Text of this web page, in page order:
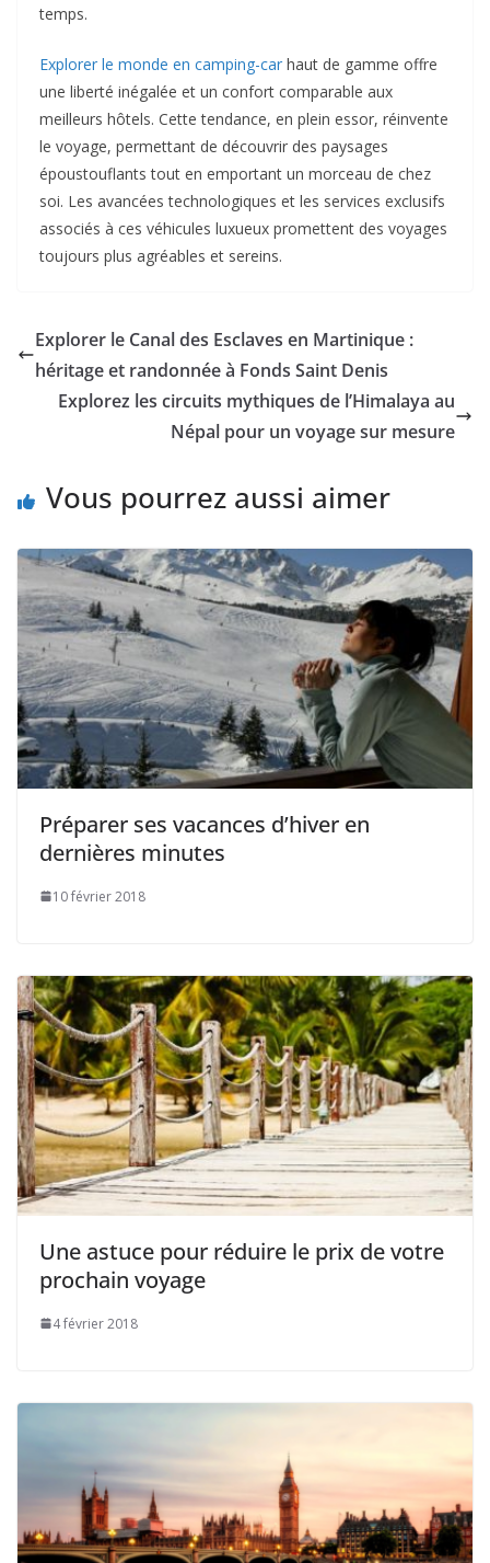
temps.
Explorer le monde en camping-car haut de gamme offre
une liberté inégalée et un confort comparable aux
meilleurs hôtels. Cette tendance, en plein essor, réinvente
le voyage, permettant de découvrir des paysages
époustouflants tout en emportant un morceau de chez
soi. Les avancées technologiques et les services exclusifs
associés à ces véhicules luxueux promettent des voyages
toujours plus agréables et sereins.
Explorer le Canal des Esclaves en Martinique :
héritage et randonnée à Fonds Saint Denis
Explorez les circuits mythiques de l’Himalaya au
Népal pour un voyage sur mesure
Vous pourrez aussi aimer
Préparer ses vacances d’hiver en
dernières minutes
10 février 2018
Une astuce pour réduire le prix de votre
prochain voyage
4 février 2018